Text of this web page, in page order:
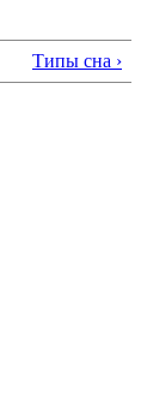
Типы сна ›